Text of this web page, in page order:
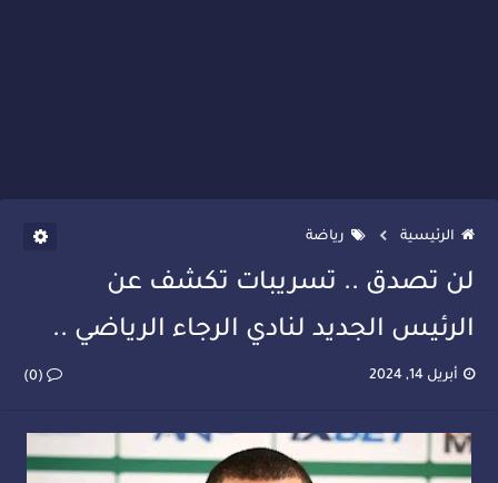
الرئيسية رياضة
لن تصدق .. تسريبات تكشف عن
الرئيس الجديد لنادي الرجاء الرياضي ..
أبريل 14, 2024 (0)